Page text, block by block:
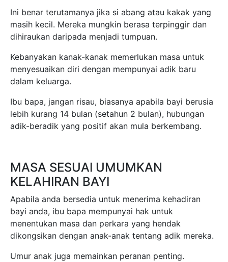
Ini benar terutamanya jika si abang atau kakak yang
masih kecil. Mereka mungkin berasa terpinggir dan
dihiraukan daripada menjadi tumpuan.
Kebanyakan kanak-kanak memerlukan masa untuk
menyesuaikan diri dengan mempunyai adik baru
dalam keluarga.
Ibu bapa, jangan risau, biasanya apabila bayi berusia
lebih kurang 14 bulan (setahun 2 bulan), hubungan
adik-beradik yang positif akan mula berkembang.
MASA SESUAI UMUMKAN
KELAHIRAN BAYI
Apabila anda bersedia untuk menerima kehadiran
bayi anda, ibu bapa mempunyai hak untuk
menentukan masa dan perkara yang hendak
dikongsikan dengan anak-anak tentang adik mereka.
Umur anak juga memainkan peranan penting.